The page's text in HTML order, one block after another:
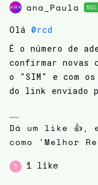
ana_Paula
Olá ​ @rcd
É o número de
confirmar novas
o "SIM" e com
do link enviado
Dá um like 👍,
como 'Melhor
R 1 like